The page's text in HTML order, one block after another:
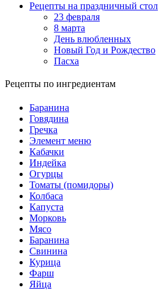
Рецепты на праздничный стол
23 февраля
8 марта
День влюбленных
Новый Год и Рождество
Пасха
Рецепты по ингредиентам
Баранина
Говядина
Гречка
Элемент меню
Кабачки
Индейка
Огурцы
Томаты (помидоры)
Колбаса
Капуста
Морковь
Мясо
Баранина
Свинина
Курица
Фарш
Яйца